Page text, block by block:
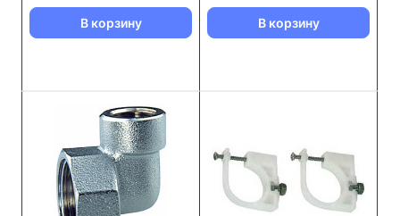
В корзину В корзину